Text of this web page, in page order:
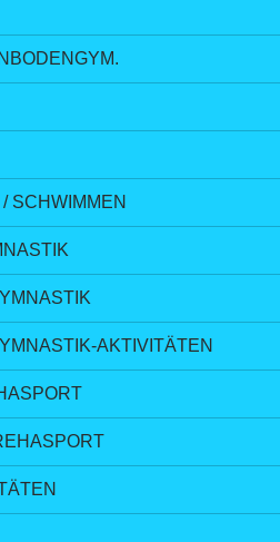
SCHWIMMEN
AKTIVITÄTEN